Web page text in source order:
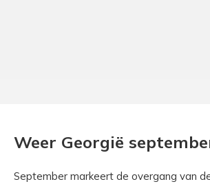
Weer Georgië
September markeert de overgang van